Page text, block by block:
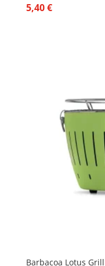
5,40€
Barbacoa Lotus Grill